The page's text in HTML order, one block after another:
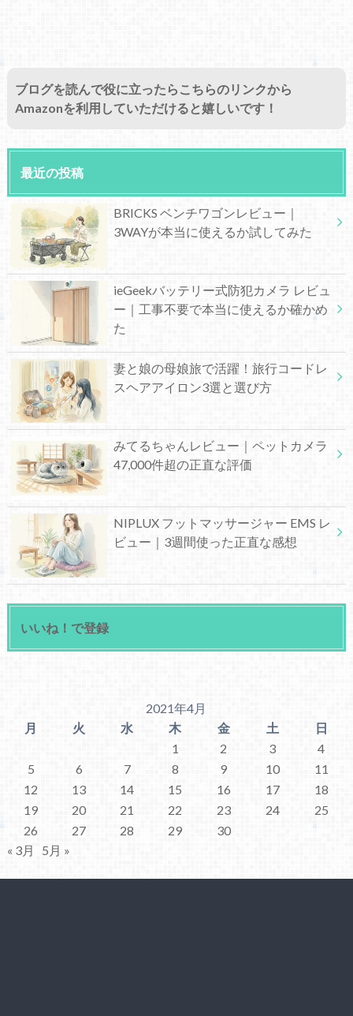
ブログを読んで役に立ったらこちらのリンクから
Amazonを利用していただけると嬉しいです！
最近の投稿
BRICKS ベンチワゴンレビュー｜
3WAYが本当に使えるか試してみた
ieGeekバッテリー式防犯カメラ レビュ
ー｜工事不要で本当に使えるか確かめ
た
妻と娘の母娘旅で活躍！旅行コードレ
スヘアアイロン3選と選び方
みてるちゃんレビュー｜ペットカメラ
47,000件超の正直な評価
NIPLUX フットマッサージャー EMS レ
ビュー｜3週間使った正直な感想
いいね！で登録
2021年4月
月
火 水 木 金 土
日
1
2 3
4
5
6 7 8 9 10
11
12
13 14 15 16 17
18
19
20 21 22 23 24
25
26
27 28 29
30
« 3月
5月 »